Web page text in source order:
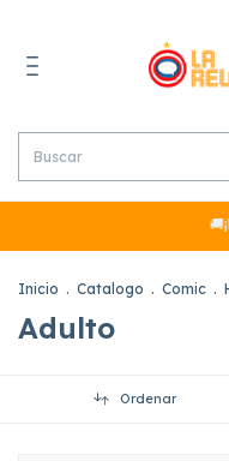
Inicio . Catalogo . Comic .
Adulto
Ordenar